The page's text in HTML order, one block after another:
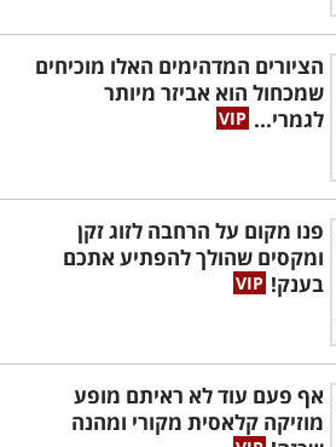
הציורים המדהימים האלו מוכיחים
שמכחול הוא אביזר מיותר
לגמרי...
פנו מקום על הרחבה לזוג זקן
ומקסים שהולך להפתיע אתכם
בענק!
אף פעם עוד לא ראיתם מופע
מוזיקה קלאסית מקורי ומהנה